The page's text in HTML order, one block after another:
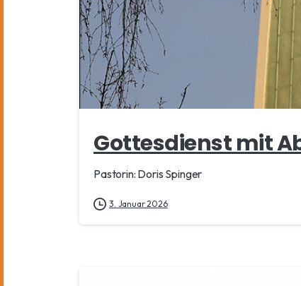
Gottesdienst mit
Pastorin: Doris Spinger
3. Januar 2026